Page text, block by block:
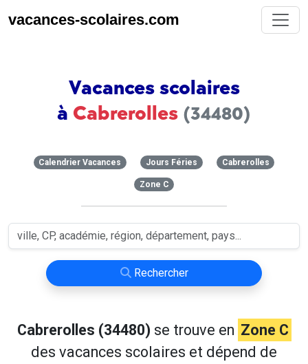
vacances-scolaires.com
Vacances scolaires
à Cabrerolles (34480)
Calendrier Vacances Jours Féries Cabrerolles
Zone C
Rechercher
Cabrerolles (34480) se trouve en Zone C
des vacances scolaires et dépend de